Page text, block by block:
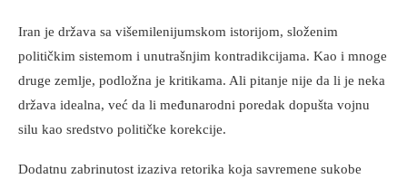
Iran je država sa višemilenijumskom istorijom, složenim
političkim sistemom i unutrašnjim kontradikcijama. Kao i mnoge
druge zemlje, podložna je kritikama. Ali pitanje nije da li je neka
država idealna, već da li međunarodni poredak dopušta vojnu
silu kao sredstvo političke korekcije.
Dodatnu zabrinutost izaziva retorika koja savremene sukobe